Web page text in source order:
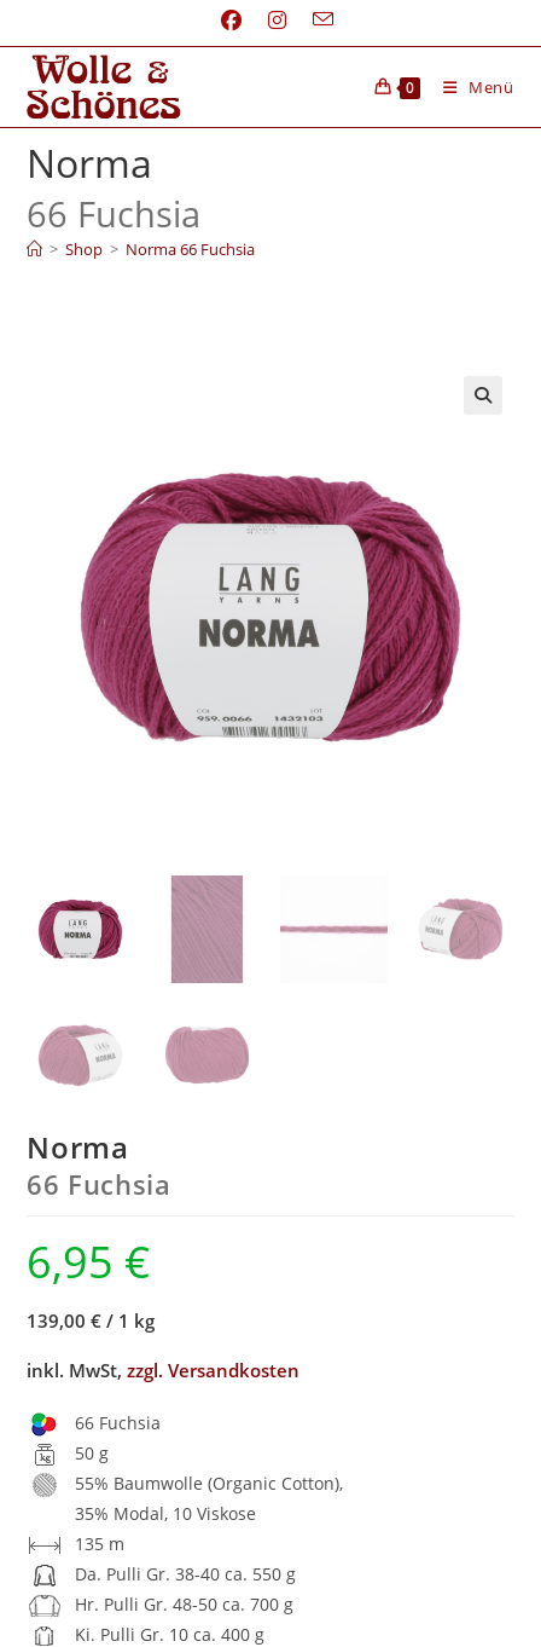
0 Menü
Norma
66 Fuchsia
> Shop > Norma 66 Fuchsia
Norma
66 Fuchsia
6,95 €
139,00 € / 1 kg
inkl. MwSt,zzgl. Versandkosten
66 Fuchsia
50 g
55% Baumwolle (Organic Cotton),
35% Modal, 10 Viskose
135 m
Da. Pulli Gr. 38-40 ca. 550 g
Hr. Pulli Gr. 48-50 ca. 700 g
Ki. Pulli Gr. 10 ca. 400 g